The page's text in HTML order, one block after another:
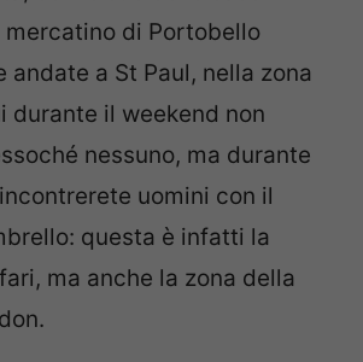
di Portobello
andate a St Paul, nella zona
durante il weekend non
nessuno, ma durante
uomini con il
questa è infatti la
ma anche la zona della